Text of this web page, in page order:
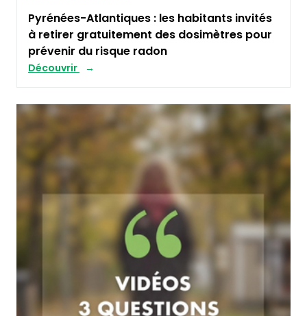
Pyrénées-Atlantiques : les habitants invités
à retirer gratuitement des dosimètres pour
prévenir du risque radon
Découvrir